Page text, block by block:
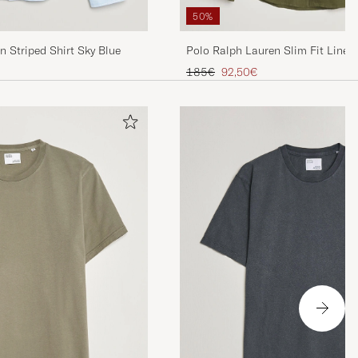
Striped Shirt Sky Blue
50%
Polo Ralph Lauren Slim Fit Linen
Regulärer Preis
185€ Reduzierter Preis
92,50€